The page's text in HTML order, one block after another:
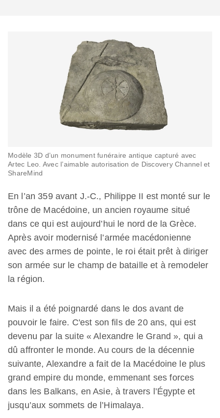
Modèle 3D d’un monument funéraire antique capturé avec
Artec Leo. Avec l’aimable autorisation de Discovery Channel et
ShareMind
En l’an 359 avant J.-C., Philippe II est monté sur le
trône de Macédoine, un ancien royaume situé
dans ce qui est aujourd’hui le nord de la Grèce.
Après avoir modernisé l’armée macédonienne
avec des armes de pointe, le roi était prêt à diriger
son armée sur le champ de bataille et à remodeler
la région.
Mais il a été poignardé dans le dos avant de
pouvoir le faire. C'est son fils de 20 ans, qui est
devenu par la suite « Alexandre le Grand », qui a
dû affronter le monde. Au cours de la décennie
suivante, Alexandre a fait de la Macédoine le plus
grand empire du monde, emmenant ses forces
dans les Balkans, en Asie, à travers l’Égypte et
jusqu’aux sommets de l’Himalaya.